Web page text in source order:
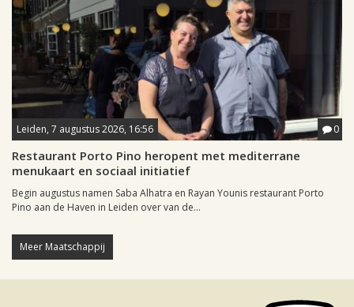
Leiden, 7 augustus 2026, 16:56 0
Restaurant Porto Pino heropent met mediterrane
menukaart en sociaal initiatief
Begin augustus namen Saba Alhatra en Rayan Younis restaurant Porto
Pino aan de Haven in Leiden over van de...
Meer Maatschappij